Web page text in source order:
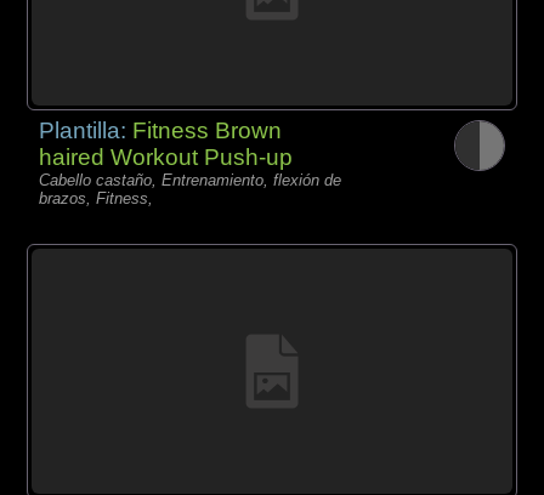
Plantilla: Fitness Brown
haired Workout Push-up
Cabello castaño, Entrenamiento, flexión de
brazos, Fitness,